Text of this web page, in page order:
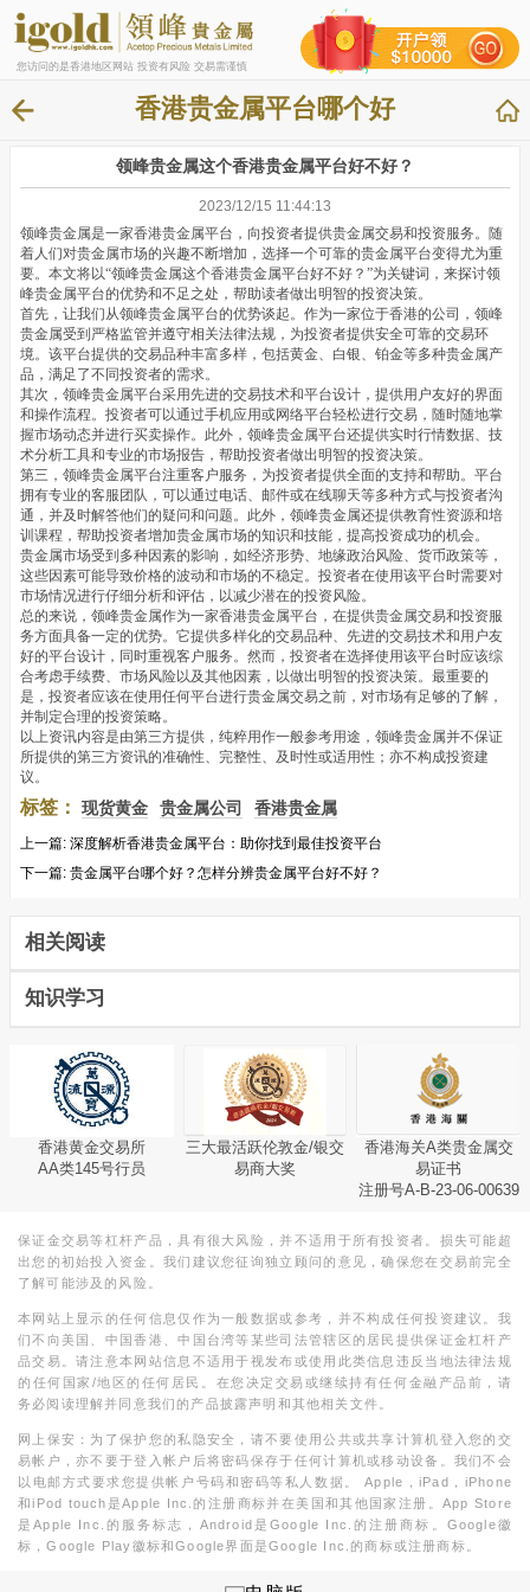
您访问的是香港地区网站 投资有风险 交易需谨慎
香港贵金属平台哪个好
领峰贵金属这个香港贵金属平台好不好？
2023/12/15 11:44:13
领峰贵金属是一家香港贵金属平台，向投资者提供贵金属交易和投资服务。随
着人们对贵金属市场的兴趣不断增加，选择一个可靠的贵金属平台变得尤为重
要。本文将以“领峰贵金属这个香港贵金属平台好不好？”为关键词，来探讨领
峰贵金属平台的优势和不足之处，帮助读者做出明智的投资决策。
首先，让我们从领峰贵金属平台的优势谈起。作为一家位于香港的公司，领峰
贵金属受到严格监管并遵守相关法律法规，为投资者提供安全可靠的交易环
境。该平台提供的交易品种丰富多样，包括黄金、白银、铂金等多种贵金属产
品，满足了不同投资者的需求。
其次，领峰贵金属平台采用先进的交易技术和平台设计，提供用户友好的界面
和操作流程。投资者可以通过手机应用或网络平台轻松进行交易，随时随地掌
握市场动态并进行买卖操作。此外，领峰贵金属平台还提供实时行情数据、技
术分析工具和专业的市场报告，帮助投资者做出明智的投资决策。
第三，领峰贵金属平台注重客户服务，为投资者提供全面的支持和帮助。平台
拥有专业的客服团队，可以通过电话、邮件或在线聊天等多种方式与投资者沟
通，并及时解答他们的疑问和问题。此外，领峰贵金属还提供教育性资源和培
训课程，帮助投资者增加贵金属市场的知识和技能，提高投资成功的机会。
贵金属市场受到多种因素的影响，如经济形势、地缘政治风险、货币政策等，
这些因素可能导致价格的波动和市场的不稳定。投资者在使用该平台时需要对
市场情况进行仔细分析和评估，以减少潜在的投资风险。
总的来说，领峰贵金属作为一家香港贵金属平台，在提供贵金属交易和投资服
务方面具备一定的优势。它提供多样化的交易品种、先进的交易技术和用户友
好的平台设计，同时重视客户服务。然而，投资者在选择使用该平台时应该综
合考虑手续费、市场风险以及其他因素，以做出明智的投资决策。最重要的
是，投资者应该在使用任何平台进行贵金属交易之前，对市场有足够的了解，
并制定合理的投资策略。
以上资讯内容是由第三方提供，纯粹用作一般参考用途，领峰贵金属并不保证
所提供的第三方资讯的准确性、完整性、及时性或适用性；亦不构成投资建
议。
标签： 现货黄金 贵金属公司 香港贵金属
上一篇: 深度解析香港贵金属平台：助你找到最佳投资平台
下一篇: 贵金属平台哪个好？怎样分辨贵金属平台好不好？
相关阅读
知识学习
香港黄金交易所
AA类145号行员
三大最活跃伦敦金/银交
易商大奖
香港海关A类贵金属交
易证书
注册号A-B-23-06-00639
保证金交易等杠杆产品，具有很大风险，并不适用于所有投资者。损失可能超
出您的初始投入资金。我们建议您征询独立顾问的意见，确保您在交易前完全
了解可能涉及的风险。
本网站上显示的任何信息仅作为一般数据或参考，并不构成任何投资建议。我
们不向美国、中国香港、中国台湾等某些司法管辖区的居民提供保证金杠杆产
品交易。请注意本网站信息不适用于视发布或使用此类信息违反当地法律法规
的任何国家/地区的任何居民。在您决定交易或继续持有任何金融产品前，请
务必阅读理解并同意我们的产品披露声明和其他相关文件。
网上保安：为了保护您的私隐安全，请不要使用公共或共享计算机登入您的交
易帐户，亦不要于登入帐户后将密码保存于任何计算机或移动设备。我们不会
以电邮方式要求您提供帐户号码和密码等私人数据。 Apple，iPad，iPhone
和iPod touch是Apple Inc.的注册商标并在美国和其他国家注册。App Store
是Apple Inc.的服务标志，Android是Google Inc.的注册商标。Google徽
标，Google Play徽标和Google界面是Google Inc.的商标或注册商标。